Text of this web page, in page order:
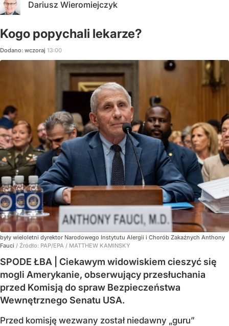
Dariusz Wieromiejczyk
Kogo popychali lekarze?
Dodano: wczoraj 13:00
były wieloletni dyrektor Narodowego Instytutu Alergii i Chorób Zakaźnych Anthony
Fauci / Źródło: PAP/EPA / MATTHEW KAMINSKY
SPODE ŁBA | Ciekawym widowiskiem cieszyć się
mogli Amerykanie, obserwujący przesłuchania
przed Komisją do spraw Bezpieczeństwa
Wewnętrznego Senatu USA.
Przed komisję wezwany został niedawny „guru”